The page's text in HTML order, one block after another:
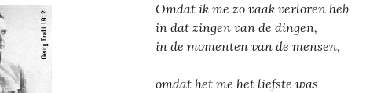
Omdat ik me zo vaak verloren heb
in dat zingen van de dingen,
in de momenten van de mensen,
omdat het me het liefste was